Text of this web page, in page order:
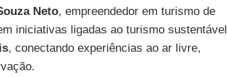
Neto, empreendedor em turismo de
iniciativas ligadas ao turismo sustentável
, conectando experiências ao ar livre,